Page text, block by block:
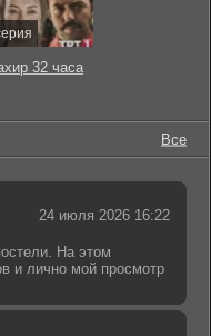
32 часа
Все
24 июля 2026 16:22
На этом
и лично мой просмотр